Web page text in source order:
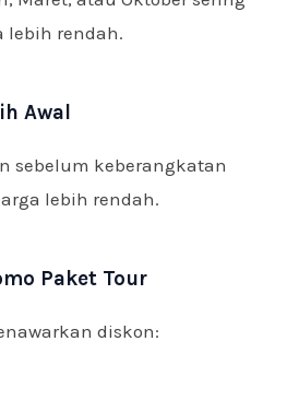
lebih rendah.
Awal
sebelum keberangkatan
lebih rendah.
Paket Tour
diskon: